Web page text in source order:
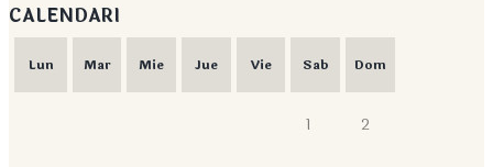
CALENDARI
Lun Mar Mie Jue Vie Sab Dom
1 2